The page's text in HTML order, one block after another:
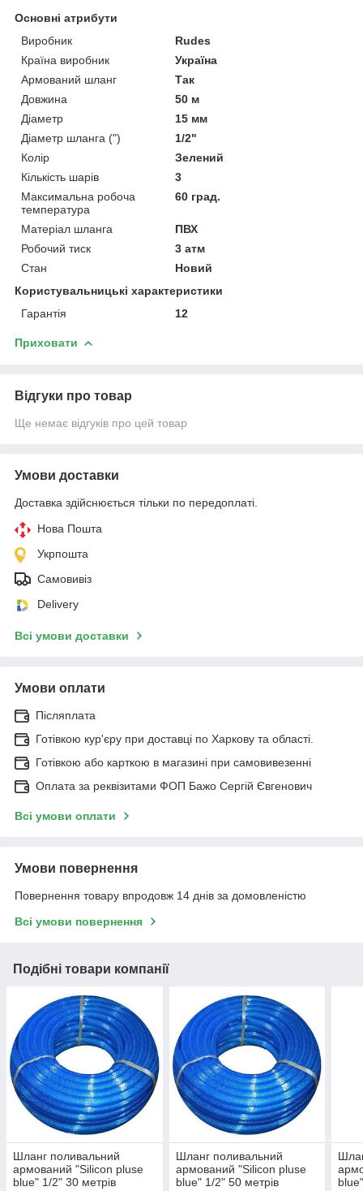
Основні атрибути
Виробник
Rudes
Країна виробник
Україна
Армований шланг
Так
Довжина
50 м
Діаметр
15 мм
Діаметр шланга (")
1/2"
Колір
Зелений
Кількість шарів
3
Максимальна робоча
температура
60 град.
Матеріал шланга
ПВХ
Робочий тиск
3 атм
Стан
Новий
Користувальницькі характеристики
Гарантія
12
Приховати
Відгуки про товар
Ще немає відгуків про цей товар
Умови доставки
Доставка здійснюється тільки по передоплаті.
Нова Пошта
Укрпошта
Самовивіз
Delivery
Всі умови доставки
Умови оплати
Післяплата
Готівкою кур'єру при доставці по Харкову та області.
Готівкою або карткою в магазині при самовивезенні
Оплата за реквізитами ФОП Бажо Сергій Євгенович
Всі умови оплати
Умови повернення
Повернення товару впродовж 14 днів за домовленістю
Всі умови повернення
Подібні товари компанії
Шланг поливальний
армований "Silicon pluse
blue" 1/2" 30 метрів
Шланг поливальний
армований "Silicon pluse
blue" 1/2" 50 метрів